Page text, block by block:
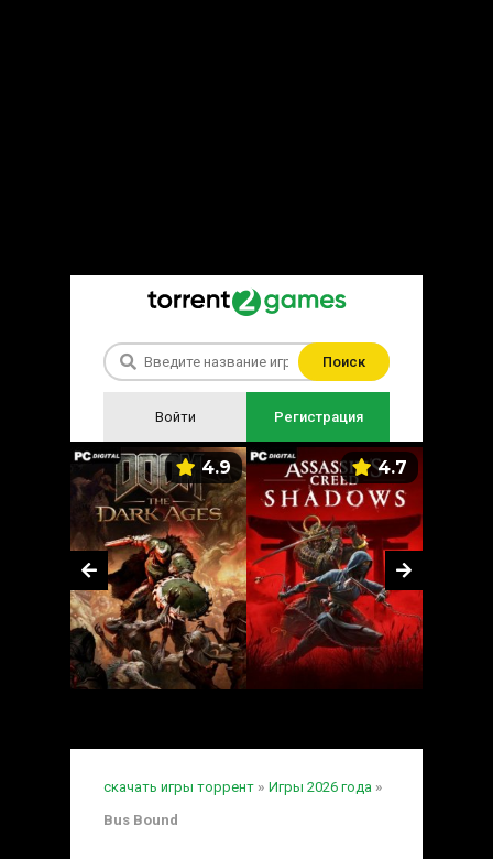
Поиск
Войти Регистрация
4.9 4.7
скачать игры торрент » Игры 2026 года »
Bus Bound